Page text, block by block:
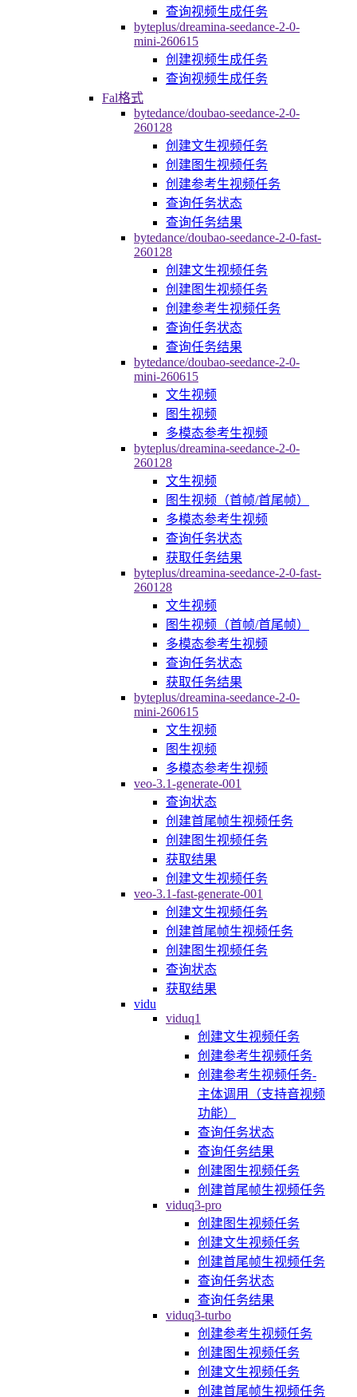
查询视频生成任务
byteplus/dreamina-seedance-2-0-
mini-260615
创建视频生成任务
查询视频生成任务
Fal格式
bytedance/doubao-seedance-2-0-
260128
创建文生视频任务
创建图生视频任务
创建参考生视频任务
查询任务状态
查询任务结果
bytedance/doubao-seedance-2-0-fast-
260128
创建文生视频任务
创建图生视频任务
创建参考生视频任务
查询任务状态
查询任务结果
bytedance/doubao-seedance-2-0-
mini-260615
文生视频
图生视频
多模态参考生视频
byteplus/dreamina-seedance-2-0-
260128
文生视频
图生视频（首帧/首尾帧）
多模态参考生视频
查询任务状态
获取任务结果
byteplus/dreamina-seedance-2-0-fast-
260128
文生视频
图生视频（首帧/首尾帧）
多模态参考生视频
查询任务状态
获取任务结果
byteplus/dreamina-seedance-2-0-
mini-260615
文生视频
图生视频
多模态参考生视频
veo-3.1-generate-001
查询状态
创建首尾帧生视频任务
创建图生视频任务
获取结果
创建文生视频任务
veo-3.1-fast-generate-001
创建文生视频任务
创建首尾帧生视频任务
创建图生视频任务
查询状态
获取结果
vidu
viduq1
创建文生视频任务
创建参考生视频任务
创建参考生视频任务-
主体调用（支持音视频
功能）
查询任务状态
查询任务结果
创建图生视频任务
创建首尾帧生视频任务
viduq3-pro
创建图生视频任务
创建文生视频任务
创建首尾帧生视频任务
查询任务状态
查询任务结果
viduq3-turbo
创建参考生视频任务
创建图生视频任务
创建文生视频任务
创建首尾帧生视频任务